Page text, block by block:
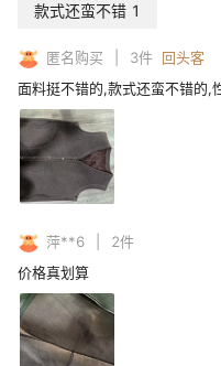
款式还蛮不错 1
匿名购买 3件 回头客
面料挺不错的,款式还蛮不错的,
萍**6 2件
价格真划算